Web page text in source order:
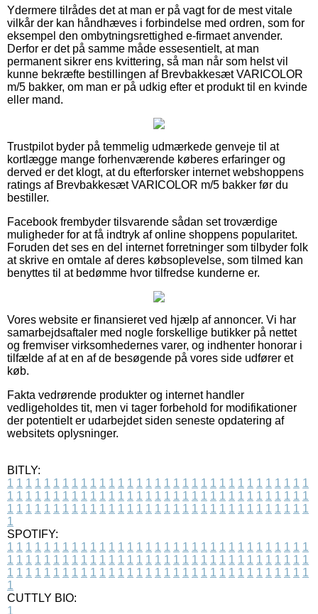
Ydermere tilrådes det at man er på vagt for de mest vitale
vilkår der kan håndhæves i forbindelse med ordren, som for
eksempel den ombytningsrettighed e-firmaet anvender.
Derfor er det på samme måde essesentielt, at man
permanent sikrer ens kvittering, så man når som helst vil
kunne bekræfte bestillingen af Brevbakkesæt VARICOLOR
m/5 bakker, om man er på udkig efter et produkt til en kvinde
eller mand.
Trustpilot byder på temmelig udmærkede genveje til at
kortlægge mange forhenværende køberes erfaringer og
derved er det klogt, at du efterforsker internet webshoppens
ratings af Brevbakkesæt VARICOLOR m/5 bakker før du
bestiller.
Facebook frembyder tilsvarende sådan set troværdige
muligheder for at få indtryk af online shoppens popularitet.
Foruden det ses en del internet forretninger som tilbyder folk
at skrive en omtale af deres købsoplevelse, som tilmed kan
benyttes til at bedømme hvor tilfredse kunderne er.
Vores website er finansieret ved hjælp af annoncer. Vi har
samarbejdsaftaler med nogle forskellige butikker på nettet
og fremviser virksomhedernes varer, og indhenter honorar i
tilfælde af at en af de besøgende på vores side udfører et
køb.
Fakta vedrørende produkter og internet handler
vedligeholdes tit, men vi tager forbehold for modifikationer
der potentielt er udarbejdet siden seneste opdatering af
websitets oplysninger.
BITLY:
1 1 1 1 1 1 1 1 1 1 1 1 1 1 1 1 1 1 1 1 1 1 1 1 1 1 1 1 1 1 1 1 1
1 1 1 1 1 1 1 1 1 1 1 1 1 1 1 1 1 1 1 1 1 1 1 1 1 1 1 1 1 1 1 1 1
1 1 1 1 1 1 1 1 1 1 1 1 1 1 1 1 1 1 1 1 1 1 1 1 1 1 1 1 1 1 1 1 1
1
SPOTIFY:
1 1 1 1 1 1 1 1 1 1 1 1 1 1 1 1 1 1 1 1 1 1 1 1 1 1 1 1 1 1 1 1 1
1 1 1 1 1 1 1 1 1 1 1 1 1 1 1 1 1 1 1 1 1 1 1 1 1 1 1 1 1 1 1 1 1
1 1 1 1 1 1 1 1 1 1 1 1 1 1 1 1 1 1 1 1 1 1 1 1 1 1 1 1 1 1 1 1 1
1
CUTTLY BIO:
1